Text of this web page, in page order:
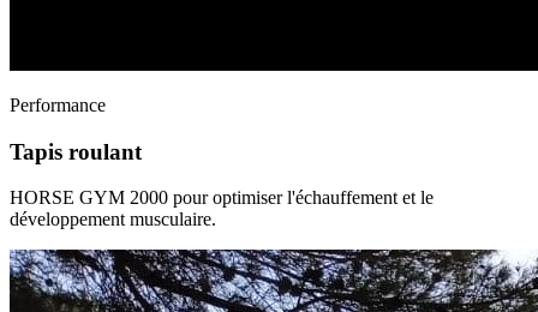
Performance
Tapis roulant
HORSE GYM 2000 pour optimiser l'échauffement et le
développement musculaire.